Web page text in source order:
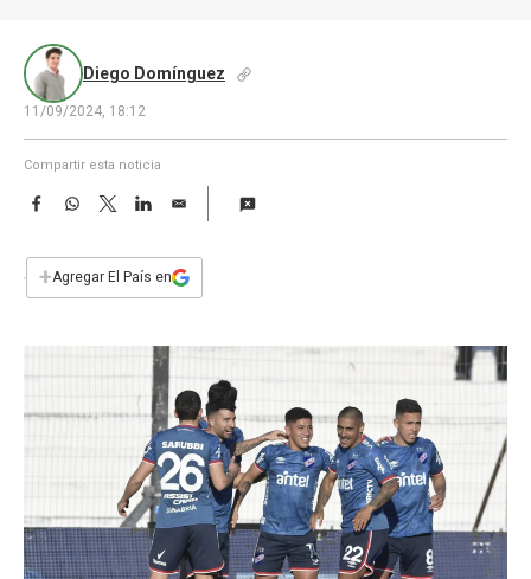
Diego Domínguez
11/09/2024, 18:12
Compartir esta noticia
F
e
b
W
s
T
w
t
L
n
E
i
l
+Agregar El País en